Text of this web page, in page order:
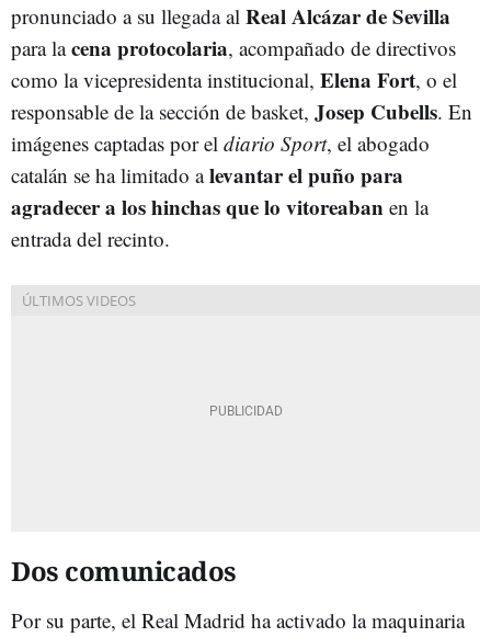
pronunciado a su llegada al Real Alcázar de Sevilla
para lacena protocolaria, acompañado de directivos
como la vicepresidenta institucional, Elena Fort, o el
responsable de la sección de basket, Josep Cubells. En
imágenes captadas por el diario Sport, el abogado
catalán se ha limitado alevantar el puño para
agradecer a los hinchas que lo vitoreaban en la
entrada del recinto.
Dos comunicados
Por su parte, el Real Madrid ha activado la maquinaria